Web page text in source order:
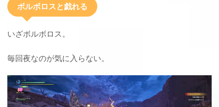
ボルボロスと戯れる
いざボルボロス。
毎回夜なのが気に入らない。